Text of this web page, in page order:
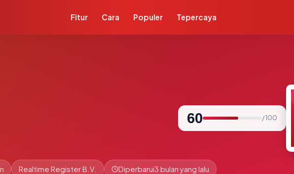
Fitur Cara Populer Tepercaya
60 / 100
Realtime Register B.V. Diperbarui3 bulan yang lalu